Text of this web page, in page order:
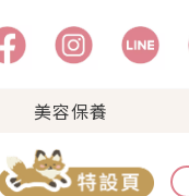
美容保養